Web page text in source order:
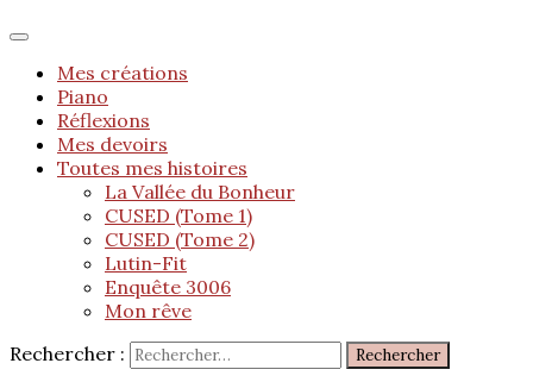
Mes créations
Piano
Réflexions
Mes devoirs
Toutes mes histoires
La Vallée du Bonheur
CUSED (Tome 1)
CUSED (Tome 2)
Lutin-Fit
Enquête 3006
Mon rêve
Rechercher :